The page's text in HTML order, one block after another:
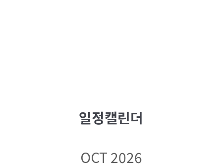
일정캘린더
OCT 2026